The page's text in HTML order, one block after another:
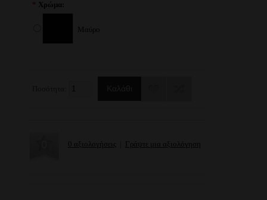
* Χρώμα:
Μαύρο
0 αξιολογήσεις Γράψτε μια αξιολόγηση